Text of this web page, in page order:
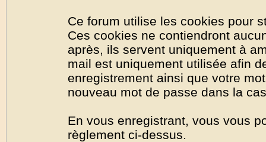
Ce forum utilise les cookies pour
Ces cookies ne contiendront
après, ils servent uniquement à
mail est uniquement utilisée afin
enregistrement ainsi que votre
nouveau mot de passe dans la
En vous enregistrant, vous vous
règlement ci-dessus.